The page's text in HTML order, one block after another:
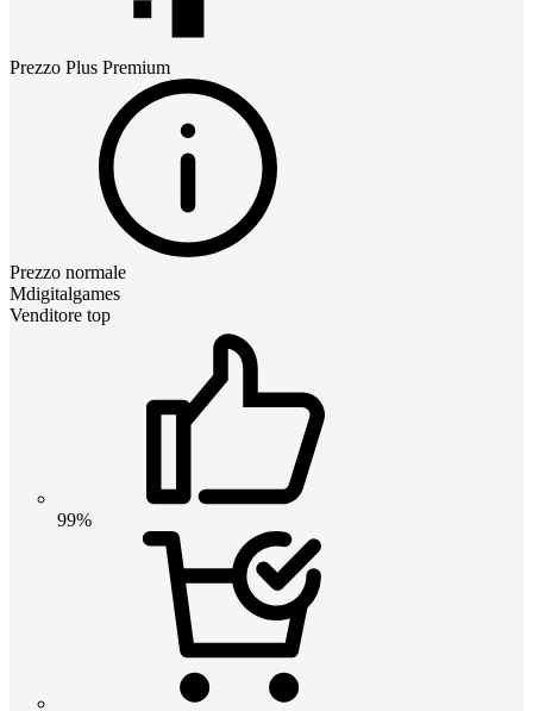
Prezzo Plus Premium
Prezzo normale
Mdigitalgames
Venditore top
99%